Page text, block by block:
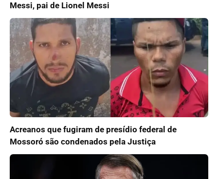
Messi, pai de Lionel Messi
Acreanos que fugiram de presídio federal de
Mossoró são condenados pela Justiça